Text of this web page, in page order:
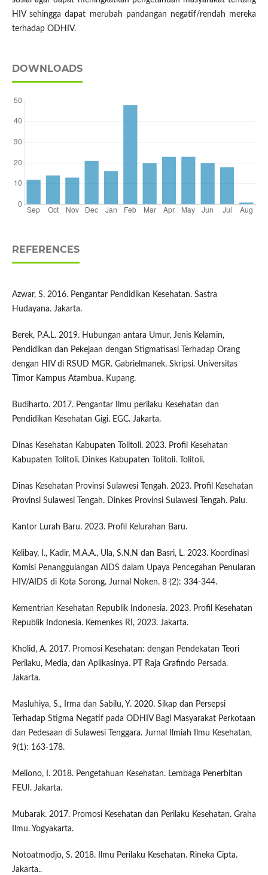
HIV sehingga dapat merubah pandangan negatif/rendah mereka
terhadap ODHIV.
DOWNLOADS
REFERENCES
Azwar, S. 2016. Pengantar Pendidikan Kesehatan. Sastra
Hudayana. Jakarta.
Berek, P.A.L. 2019. Hubungan antara Umur, Jenis Kelamin,
Pendidikan dan Pekejaan dengan Stigmatisasi Terhadap Orang
dengan HIV di RSUD MGR. Gabrielmanek. Skripsi. Universitas
Timor Kampus Atambua. Kupang.
Budiharto. 2017. Pengantar Ilmu perilaku Kesehatan dan
Pendidikan Kesehatan Gigi. EGC. Jakarta.
Dinas Kesehatan Kabupaten Tolitoli. 2023. Profil Kesehatan
Kabupaten Tolitoli. Dinkes Kabupaten Tolitoli. Tolitoli.
Dinas Kesehatan Provinsi Sulawesi Tengah. 2023. Profil Kesehatan
Provinsi Sulawesi Tengah. Dinkes Provinsi Sulawesi Tengah. Palu.
Kantor Lurah Baru. 2023. Profil Kelurahan Baru.
Kelibay, I., Kadir, M.A.A., Ula, S.N.N dan Basri, L. 2023. Koordinasi
Komisi Penanggulangan AIDS dalam Upaya Pencegahan Penularan
HIV/AIDS di Kota Sorong. Jurnal Noken. 8 (2): 334-344.
Kementrian Kesehatan Republik Indonesia. 2023. Profil Kesehatan
Republik Indonesia. Kemenkes RI, 2023. Jakarta.
Kholid, A. 2017. Promosi Kesehatan: dengan Pendekatan Teori
Perilaku, Media, dan Aplikasinya. PT Raja Grafindo Persada.
Jakarta.
Masluhiya, S., Irma dan Sabilu, Y. 2020. Sikap dan Persepsi
Terhadap Stigma Negatif pada ODHIV Bagi Masyarakat Perkotaan
dan Pedesaan di Sulawesi Tenggara. Jurnal Ilmiah Ilmu Kesehatan,
9(1): 163-178.
Meliono, I. 2018. Pengetahuan Kesehatan. Lembaga Penerbitan
FEUI. Jakarta.
Mubarak. 2017. Promosi Kesehatan dan Perilaku Kesehatan. Graha
Ilmu. Yogyakarta.
Notoatmodjo, S. 2018. Ilmu Perilaku Kesehatan. Rineka Cipta.
Jakarta..